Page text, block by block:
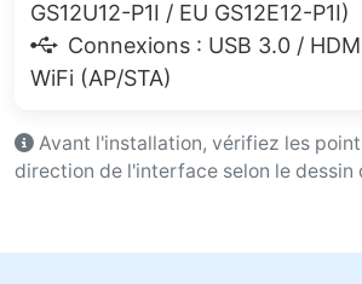
GS12U12-P1I / EU GS12E12-P1I)
Connexions : USB 3.0 /
WiFi (AP/STA)
Avant l'installation, vérifiez les
direction de l'interface selon le dessin